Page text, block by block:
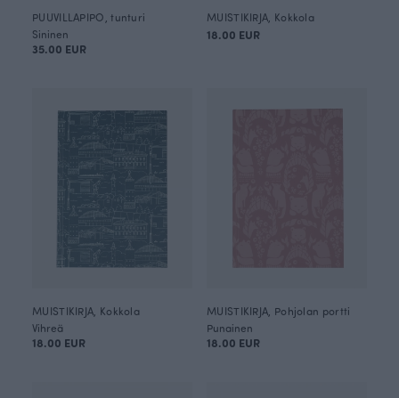
PUUVILLAPIPO, tunturi
Sininen
35.00 EUR
MUISTIKIRJA, Kokkola
18.00 EUR
MUISTIKIRJA, Kokkola
Vihreä
18.00 EUR
MUISTIKIRJA, Pohjolan portti
Punainen
18.00 EUR